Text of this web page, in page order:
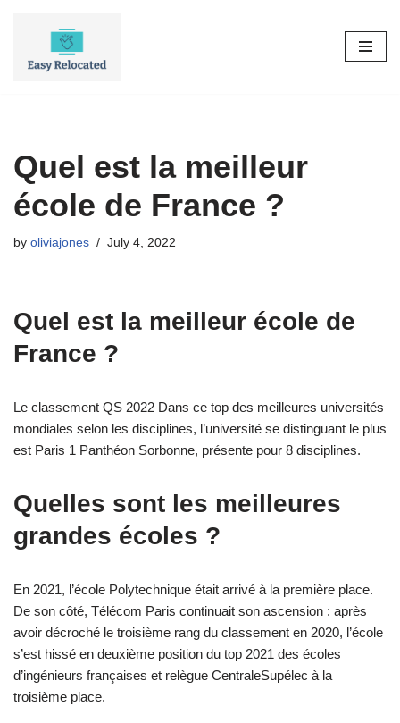
Quel est la meilleur
école de France ?
by oliviajones July 4, 2022
Quel est la meilleur école de
France ?
Le classement QS 2022 Dans ce top des meilleures universités
mondiales selon les disciplines, l’université se distinguant le plus
est Paris 1 Panthéon Sorbonne, présente pour 8 disciplines.
Quelles sont les meilleures
grandes écoles ?
En 2021, l’école Polytechnique était arrivé à la première place.
De son côté, Télécom Paris continuait son ascension : après
avoir décroché le troisième rang du classement en 2020, l’école
s’est hissé en deuxième position du top 2021 des écoles
d’ingénieurs françaises et relègue CentraleSupélec à la
troisième place.